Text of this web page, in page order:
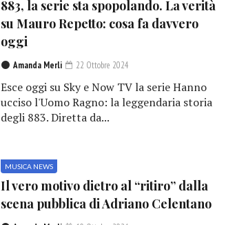
883, la serie sta spopolando. La verità
su Mauro Repetto: cosa fa davvero
oggi
Amanda Merli 22 Ottobre 2024
Esce oggi su Sky e Now TV la serie Hanno
ucciso l'Uomo Ragno: la leggendaria storia
degli 883. Diretta da...
MUSICA NEWS
Il vero motivo dietro al “ritiro” dalla
scena pubblica di Adriano Celentano